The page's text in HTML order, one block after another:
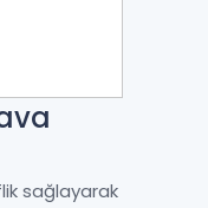
sağlayarak